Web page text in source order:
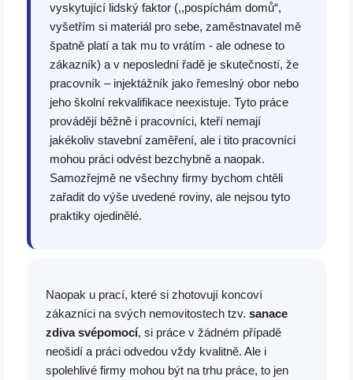
vyskytující lidský faktor (,,pospíchám domů“,
vyšetřím si materiál pro sebe, zaměstnavatel mě
špatně platí a tak mu to vrátím - ale odnese to
zákazník) a v neposlední řadě je skutečností, že
pracovník – injektážník jako řemeslný obor nebo
jeho školní rekvalifikace neexistuje. Tyto práce
provádějí běžně i pracovníci, kteří nemají
jakékoliv stavební zaměření, ale i tito pracovníci
mohou práci odvést bezchybně a naopak.
Samozřejmě ne všechny firmy bychom chtěli
zařadit do výše uvedené roviny, ale nejsou tyto
praktiky ojedinělé.
Naopak u prací, které si zhotovují koncoví
zákazníci na svých nemovitostech tzv. sanace
zdiva svépomocí, si práce v žádném případě
neošidí a práci odvedou vždy kvalitně. Ale i
spolehlivé firmy mohou být na trhu práce, to jen